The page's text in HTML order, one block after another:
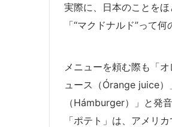
実際に、日本のことを
「“マクドナルド”って
メニューを頼む際も「
ュース（Órange juice
（Hámburger）」と発
「ポテト」は、アメリ